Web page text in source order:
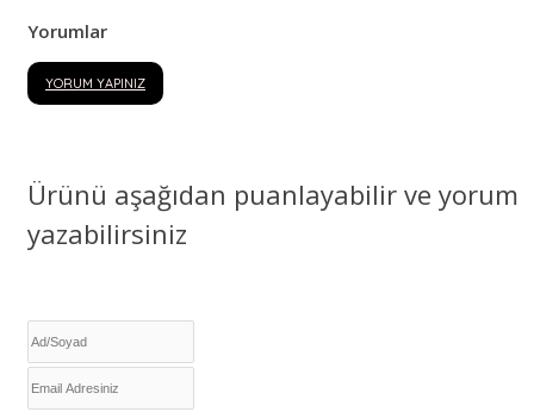
Yorumlar
YORUM YAPINIZ
Ürünü aşağıdan puanlayabilir ve yorum
yazabilirsiniz